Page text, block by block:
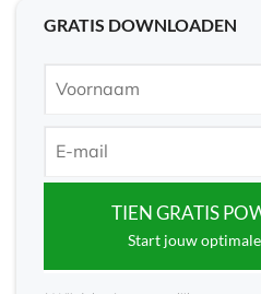
GRATIS DOWNLOADEN
TIEN GRATIS
Start jouw